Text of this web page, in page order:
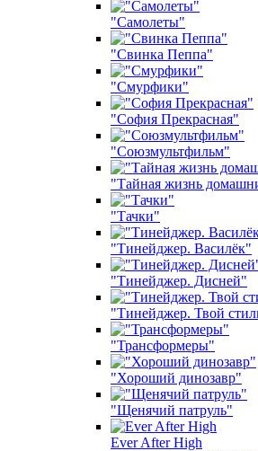
"Самолеты"
"Свинка Пеппа"
"Смурфики"
"София Прекрасная"
"Союзмультфильм"
"Тайная жизнь
"Тачки"
"Тинейджер. Василёк"
"Тинейджер. Дисней"
"Тинейджер. Твой
"Трансформеры"
"Хороший динозавр"
"Щенячий патруль"
Ever After High